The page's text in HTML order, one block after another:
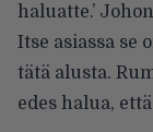
haluatte.’
Itse asiassa se
tätä alusta.
edes halua,